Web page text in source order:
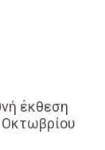
έκθεση
Οκτωβρίου